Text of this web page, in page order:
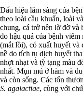
Dấu hiệu lâm sàng của
theo loài cầu khuẩn, loài
chung, cá trở nên lờ đờ và
do hậu quả của bệnh
(mắt lồi), có xuất huyết và
nề do tích tụ dịch huyết
nhợt nhạt và tỳ tạng màu
nhất. Mụn mủ ở hàm và
và còn sống. Các tổn
S. agalactiae, cùng với